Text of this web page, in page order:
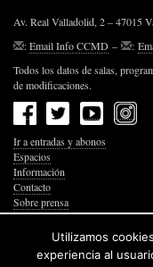
Av. Real Valladolid, 2 – 47015
:Email Info CCMD – :
Todos los datos de salas,
de modificaciones.
Ir a entradas y abonos
Espacios
Información
Contacto
Sobre prensa
Política de Privacidad
Política de Cookies
Accesibilidad Web
Utilizamos
experiencia al